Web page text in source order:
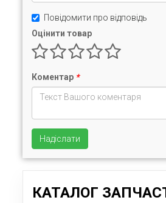
Повідомити про відповідь
Оцінити товар
Коментар *
Надіслати
КАТАЛОГ